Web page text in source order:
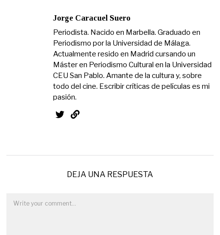
Jorge Caracuel Suero
Periodista. Nacido en Marbella. Graduado en
Periodismo por la Universidad de Málaga.
Actualmente resido en Madrid cursando un
Máster en Periodismo Cultural en la Universidad
CEU San Pablo. Amante de la cultura y, sobre
todo del cine. Escribir críticas de películas es mi
pasión.
DEJA UNA RESPUESTA